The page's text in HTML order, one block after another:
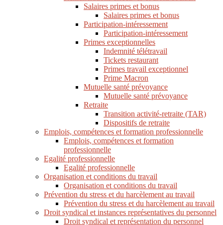
Salaires primes et bonus
Salaires primes et bonus
Participation-intéressement
Participation-intéressement
Primes exceptionnelles
Indemnité télétravail
Tickets restaurant
Primes travail exceptionnel
Prime Macron
Mutuelle santé prévoyance
Mutuelle santé prévoyance
Retraite
Transition activité-retraite (TAR)
Dispositifs de retraite
Emplois, compétences et formation professionnelle
Emplois, compétences et formation
professionnelle
Egalité professionnelle
Egalité professionnelle
Organisation et conditions du travail
Organisation et conditions du travail
Prévention du stress et du harcèlement au travail
Prévention du stress et du harcèlement au travail
Droit syndical et instances représentatives du personnel
Droit syndical et représentation du personnel